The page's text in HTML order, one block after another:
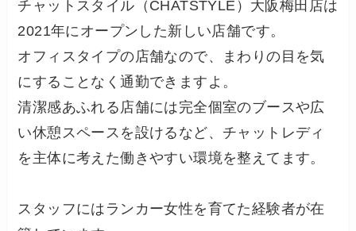
チャットスタイル（CHATSTYLE）大阪梅田店は
2021年にオープンした新しい店舗です。
オフィスタイプの店舗なので、まわりの目を気
にすることなく通勤できますよ。
清潔感あふれる店舗には完全個室のブースや広
い休憩スペースを設けるなど、チャットレディ
を主体に考えた働きやすい環境を整えてます。
スタッフにはランカー女性を育てた経験者が在